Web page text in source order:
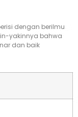
dengan berilmu
yakinnya bahwa
dan baik